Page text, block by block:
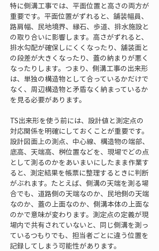
特に側溝工事では、平面位置と高さの両方が
重要です。平面位置がずれると、舗装幅員、
路肩幅、民地境界、縁石、歩道、排水施設と
の取り合いに影響します。高さがずれると、
排水勾配が確保しにくくなったり、舗装面と
の段差が大きくなったり、蓋の納まりが悪く
なったりします。つまり、側溝工事の出来形
は、単独の構造物として合っているかだけで
なく、周辺構造物と矛盾なく納まっているか
を見る必要があります。
TS出来形を使う前には、設計値と測定点の
対応関係を明確にしておくことが重要です。
設計図面上の測点、中心線、構造物の端部、
底高、天端高、桝位置などを、現場でどの点
として測るのかをあいまいにしたまま作業す
ると、測定結果を帳票に整理するときに判断
がぶれます。たとえば、側溝の天端を測る場
合でも、道路側の天端なのか、民地側の天端
なのか、蓋の上面なのか、側溝本体の上面な
のかで意味が変わります。測定点の定義が現
場内で共有されていないと、同じ側溝を測っ
ているつもりでも、担当者ごとに違う位置を
記録してしまう可能性があります。